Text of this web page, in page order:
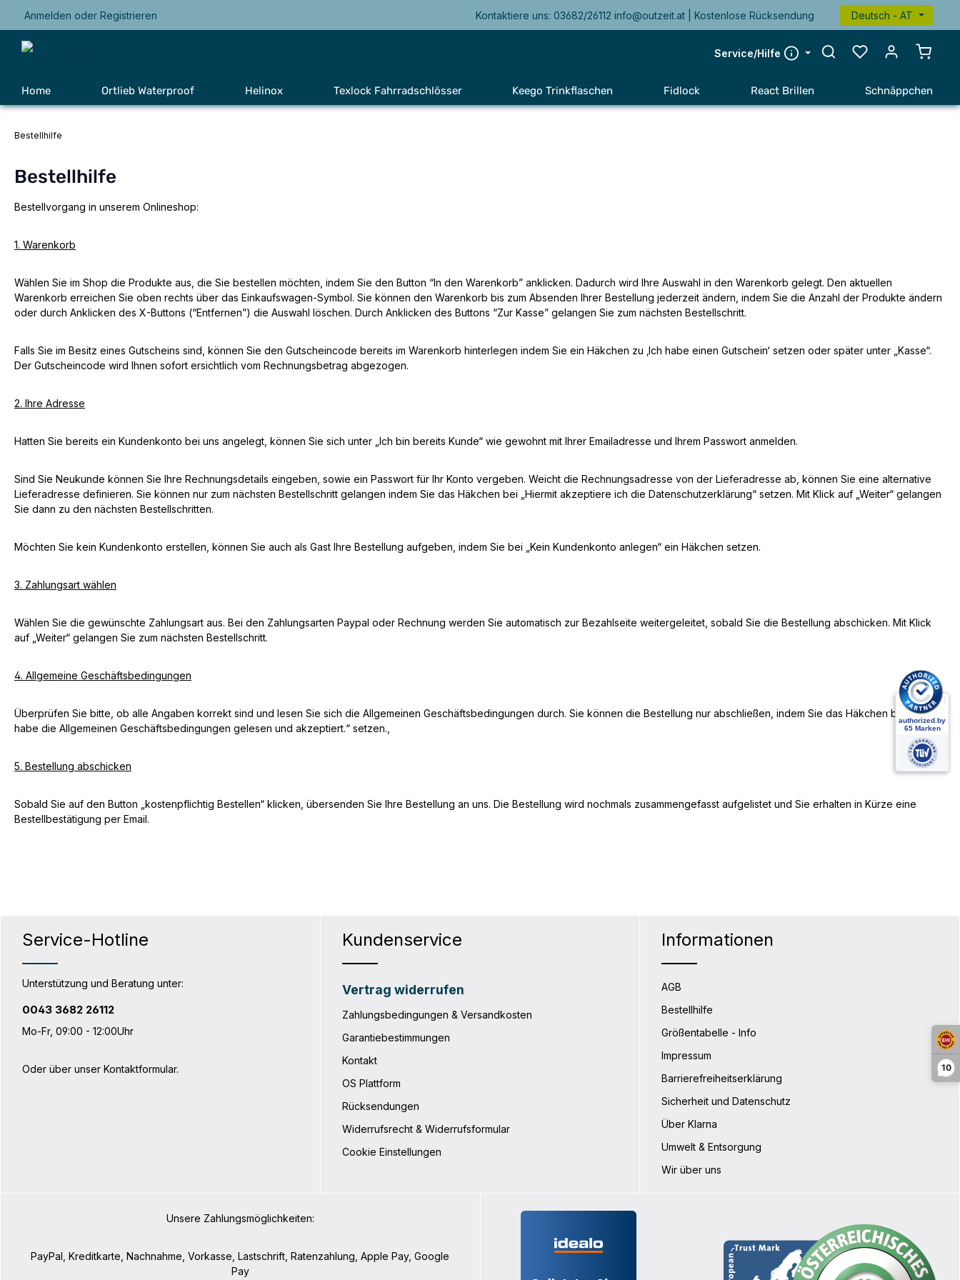
10
Hauptnavigation springen
Anmelden oder Registrieren Kontaktiere uns: 03682/26112 info@outzeit.at | Kostenlose Rücksendung Deutsch - AT
Service/Hilfe
Home Ortlieb Waterproof Helinox Texlock Fahrradschlösser Keego Trinkflaschen Fidlock React Brillen Schnäppchen
Bestellhilfe
Bestellhilfe
Bestellvorgang in unserem Onlineshop:
1. Warenkorb
Wählen Sie im Shop die Produkte aus, die Sie bestellen möchten, indem Sie den Button “In den Warenkorb” anklicken. Dadurch wird Ihre Auswahl in den Warenkorb gelegt. Den aktuellen
Warenkorb erreichen Sie oben rechts über das Einkaufswagen-Symbol. Sie können den Warenkorb bis zum Absenden Ihrer Bestellung jederzeit ändern, indem Sie die Anzahl der Produkte ändern
oder durch Anklicken des X-Buttons (“Entfernen”) die Auswahl löschen. Durch Anklicken des Buttons “Zur Kasse” gelangen Sie zum nächsten Bestellschritt.
Falls Sie im Besitz eines Gutscheins sind, können Sie den Gutscheincode bereits im Warenkorb hinterlegen indem Sie ein Häkchen zu ‚Ich habe einen Gutschein‘ setzen oder später unter „Kasse“.
Der Gutscheincode wird Ihnen sofort ersichtlich vom Rechnungsbetrag abgezogen.
2. Ihre Adresse
Hatten Sie bereits ein Kundenkonto bei uns angelegt, können Sie sich unter „Ich bin bereits Kunde“ wie gewohnt mit Ihrer Emailadresse und Ihrem Passwort anmelden.
Sind Sie Neukunde können Sie Ihre Rechnungsdetails eingeben, sowie ein Passwort für Ihr Konto vergeben. Weicht die Rechnungsadresse von der Lieferadresse ab, können Sie eine alternative
Lieferadresse definieren. Sie können nur zum nächsten Bestellschritt gelangen indem Sie das Häkchen bei „Hiermit akzeptiere ich die Datenschutzerklärung“ setzen. Mit Klick auf „Weiter“ gelangen
Sie dann zu den nächsten Bestellschritten.
Möchten Sie kein Kundenkonto erstellen, können Sie auch als Gast Ihre Bestellung aufgeben, indem Sie bei „Kein Kundenkonto anlegen“ ein Häkchen setzen.
3. Zahlungsart wählen
Wählen Sie die gewünschte Zahlungsart aus. Bei den Zahlungsarten Paypal oder Rechnung werden Sie automatisch zur Bezahlseite weitergeleitet, sobald Sie die Bestellung abschicken. Mit Klick
auf „Weiter“ gelangen Sie zum nächsten Bestellschritt.
4. Allgemeine Geschäftsbedingungen
Überprüfen Sie bitte, ob alle Angaben korrekt sind und lesen Sie sich die Allgemeinen Geschäftsbedingungen durch. Sie können die Bestellung nur abschließen, indem Sie das Häkchen bei „Ich
habe die Allgemeinen Geschäftsbedingungen gelesen und akzeptiert.“ setzen.,
5. Bestellung abschicken
Sobald Sie auf den Button „kostenpflichtig Bestellen“ klicken, übersenden Sie Ihre Bestellung an uns. Die Bestellung wird nochmals zusammengefasst aufgelistet und Sie erhalten in Kürze eine
Bestellbestätigung per Email.
Service-Hotline
Unterstützung und Beratung unter:
0043 3682 26112
Mo-Fr, 09:00 - 12:00Uhr
Oder über unser Kontaktformular.
Kundenservice
Vertrag widerrufen
Zahlungsbedingungen & Versandkosten
Garantiebestimmungen
Kontakt
OS Plattform
Rücksendungen
Widerrufsrecht & Widerrufsformular
Cookie Einstellungen
Informationen
AGB
Bestellhilfe
Größentabelle - Info
Impressum
Barrierefreiheitserklärung
Sicherheit und Datenschutz
Über Klarna
Umwelt & Entsorgung
Wir über uns
Unsere Zahlungsmöglichkeiten:
PayPal, Kreditkarte, Nachnahme, Vorkasse, Lastschrift, Ratenzahlung, Apple Pay, Google
Pay